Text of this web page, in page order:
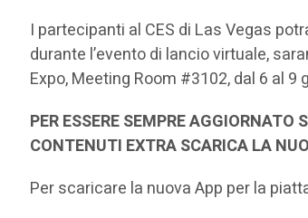
I partecipanti al CES di Las Vegas
durante l’evento di lancio virtuale,
Expo, Meeting Room #3102, dal 6 al 9
PER ESSERE SEMPRE
CONTENUTI EXTRA SCARICA LA
Per scaricare la nuova App per la